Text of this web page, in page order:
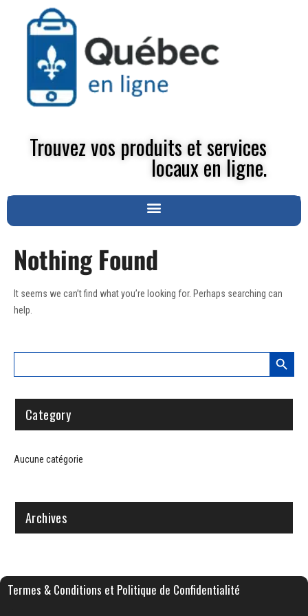
Trouvez vos produits et services
locaux en ligne.
Nothing Found
It seems we can’t find what you’re looking for. Perhaps searching can
help.
Search
SEARCH BUTTON
Category
Aucune catégorie
Archives
Termes & Conditions et Politique de Confidentialité